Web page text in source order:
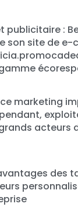
publicitaire :
son site de e-
marketing
acteurs
des